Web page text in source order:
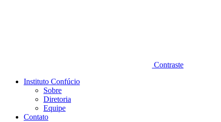
Contraste
Instituto Confúcio
Sobre
Diretoria
Equipe
Contato